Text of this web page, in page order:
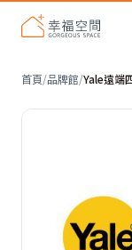
首頁/品牌館/Yale遠端